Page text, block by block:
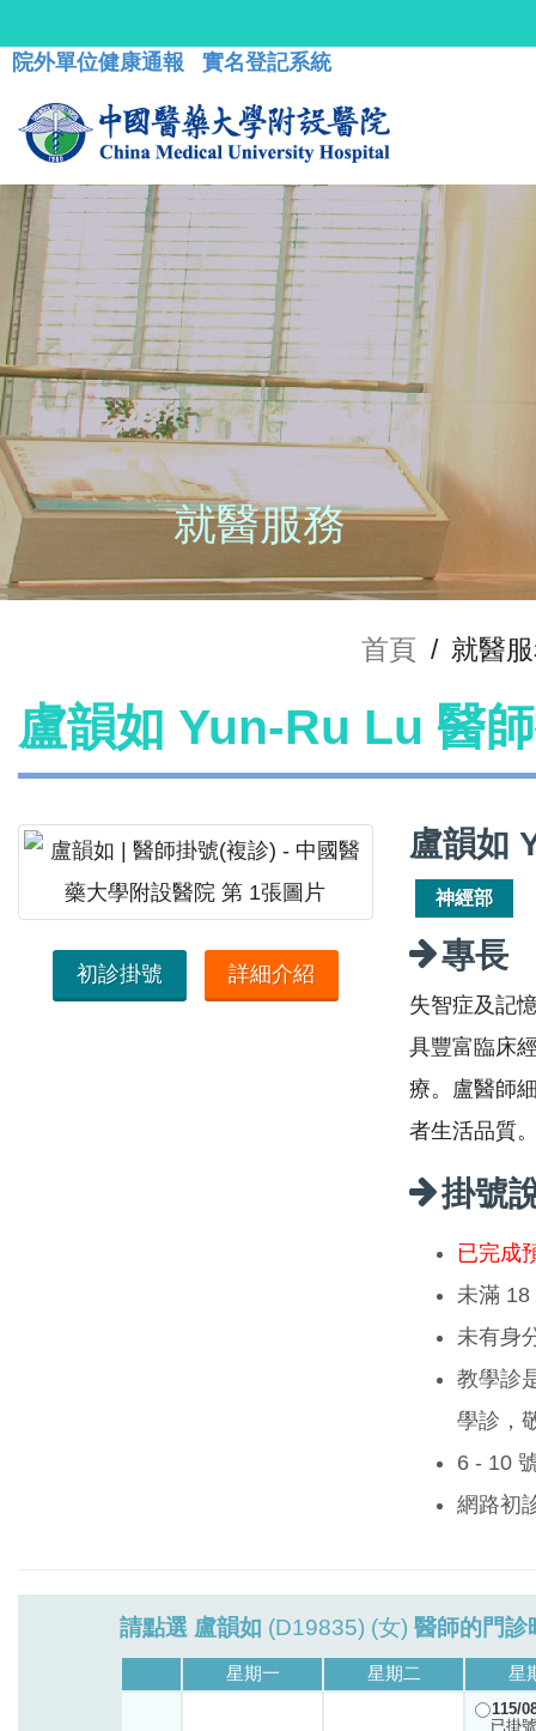
院外單位健康通報 實名登記系統
就醫服務
首頁 / 就醫
盧韻如 Yun-Ru Lu 醫
初診掛號 詳細介紹
盧韻如
神經部
專長
失智症及記
具豐富臨床
療。盧醫師
者生活品質
掛號
已完成
未滿 18
未有身
教學診
學診，
6 - 10
網路初